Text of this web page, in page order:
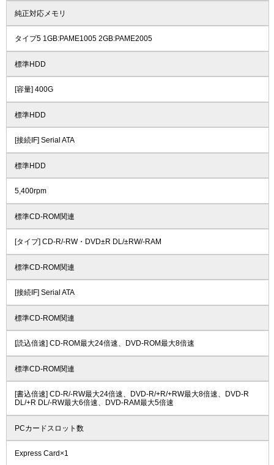
純正対応メモリ
タイプ5 1GB:PAME1005 2GB:PAME2005
標準HDD
[容量] 400G
標準HDD
[接続IF] Serial ATA
標準HDD
5,400rpm
標準CD-ROM関連
[タイプ] CD-R/-RW・DVD±R DL/±RW/-RAM
標準CD-ROM関連
[接続IF] Serial ATA
標準CD-ROM関連
[読込倍速] CD-ROM最大24倍速、DVD-ROM最大8倍速
標準CD-ROM関連
[書込倍速] CD-R/-RW最大24倍速、DVD-R/+R/+RW最大8倍速、DVD-R
DL/+R DL/-RW最大6倍速、DVD-RAM最大5倍速
PCカードスロット数
Express Card×1